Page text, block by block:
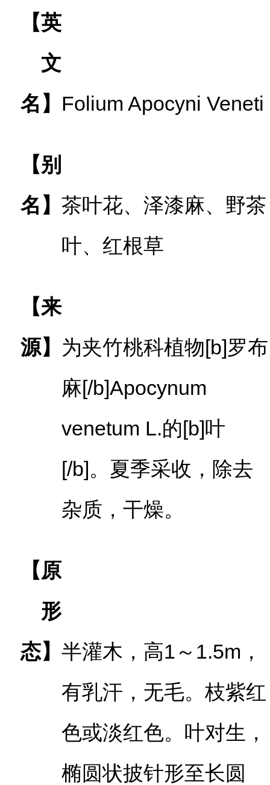
【英
文
名】 Folium Apocyni Veneti
【别
名】 茶叶花、泽漆麻、野茶
叶、红根草
【来
源】 为夹竹桃科植物[b]罗布
麻[/b]Apocynum
venetum L.的[b]叶
[/b]。夏季采收，除去
杂质，干燥。
【原
形
态】 半灌木，高1～1.5m，
有乳汗，无毛。枝紫红
色或淡红色。叶对生，
椭圆状披针形至长圆